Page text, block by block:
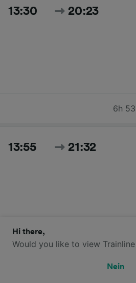
13:30 20:23
6h
13:55 21:32
Zeiten und Preise für
Hi there,
Would you like to view Trainline
Nein